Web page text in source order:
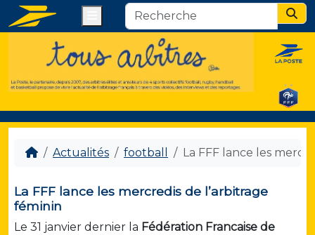
Actualités football La FFF lance les
La FFF lance les mercredis de l’arbitrage
féminin
Le 31 janvier dernier la Fédération Francaise de